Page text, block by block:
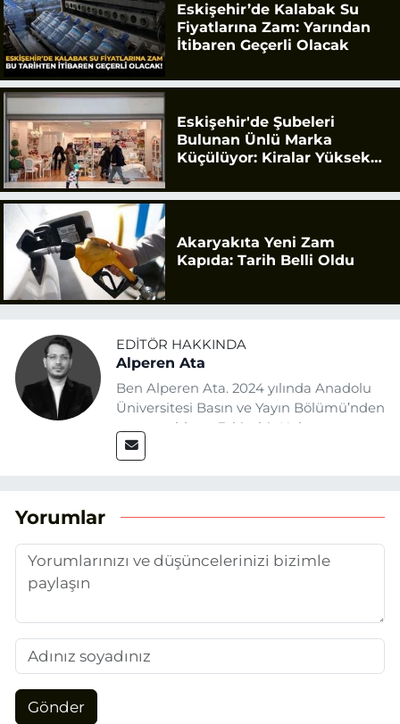
Eskişehir’de Kalabak Su
Fiyatlarına Zam: Yarından
İtibaren Geçerli Olacak
Eskişehir'de Şubeleri
Bulunan Ünlü Marka
Küçülüyor: Kiralar Yüksek
Akaryakıta Yeni Zam
Kapıda: Tarih Belli Oldu
EDITÖR HAKKINDA
Alperen Ata
Ben Alperen Ata. 2024 yılında Anadolu
Üniversitesi Basın ve Yayın Bölümü’nden
mezun oldum. Eskişehir Haber
Ajansı’nda (EHA) muhabir ve editör
Yorumlar
Gönder